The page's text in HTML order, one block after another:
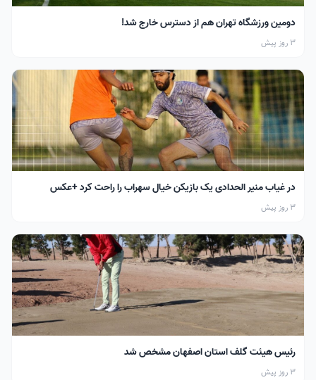
دومین ورزشگاه تهران هم از دسترس خارج شد!
3 روز پیش
در غیاب منیر الحدادی یک بازیکن خیال سهراب را راحت کرد +عکس
3 روز پیش
رئیس هیئت گلف استان اصفهان مشخص شد
3 روز پیش